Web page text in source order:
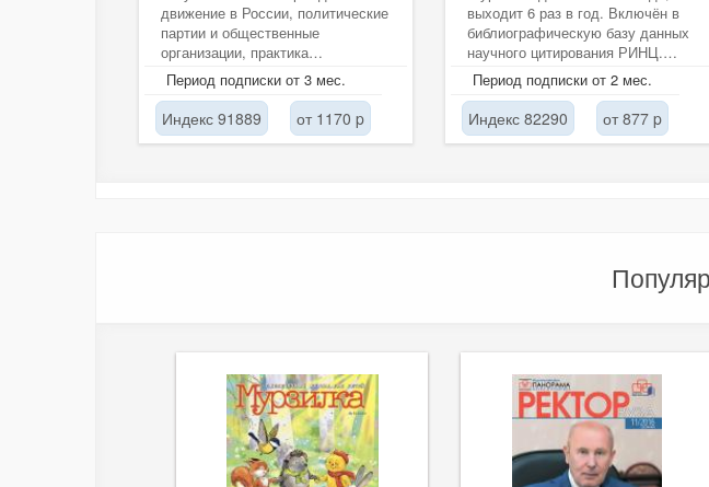
движение в России, политические
партии и общественные
организации, практика
деятельности ведущих
некоммерческих...
Период подписки от 3 мес.
Индекс 91889 от 1170 p
выходит 6 раз в год. Включён в
библиографическую базу данных
научного цитирования РИНЦ.
Журнал является
периодическим,...
Период подписки от 2 мес.
Индекс 82290 от 877 p